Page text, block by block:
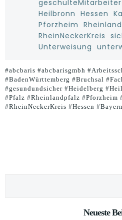
geschulteMitarbeiter
Heilbronn Hessen
Pforzheim
RheinNeckerKreis
Unterweisung
#abcbaris #abcbarisgmbh
#BadenWürttemberg #Bruchsal
#gesundundsicher #Heidelberg
#Pfalz #Rheinlandpfalz #Pforzheim
#RheinNeckerKreis #Hessen
Neueste